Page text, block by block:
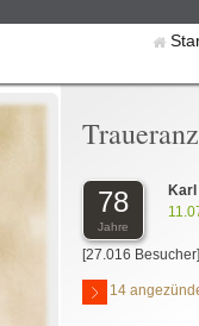
78
Jahre
Karl
[27.016 Besucher]
14